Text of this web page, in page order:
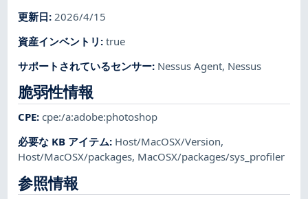
更新日: 2026/4/15
資産インベントリ :true
サポートされているセンサー: Nessus Agent, Nessus
脆弱性情報
CPE:cpe:/a:adobe:photoshop
必要な KB アイテム: Host/MacOSX/Version,
Host/MacOSX/packages, MacOSX/packages/sys_profiler
参照情報